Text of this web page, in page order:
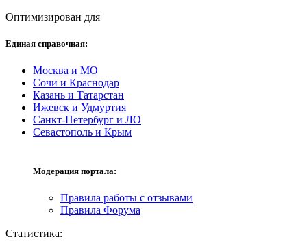
Оптимизирован для
Единая справочная:
Москва и МО
Сочи и Краснодар
Казань и Татарстан
Ижевск и Удмуртия
Санкт-Петербург и ЛО
Севастополь и Крым
Модерация портала:
Правила работы с отзывами
Правила Форума
Статистика: